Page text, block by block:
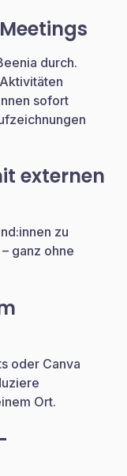
durch.
sofort
externen
zu
ganz ohne
oder Canva
Ort.